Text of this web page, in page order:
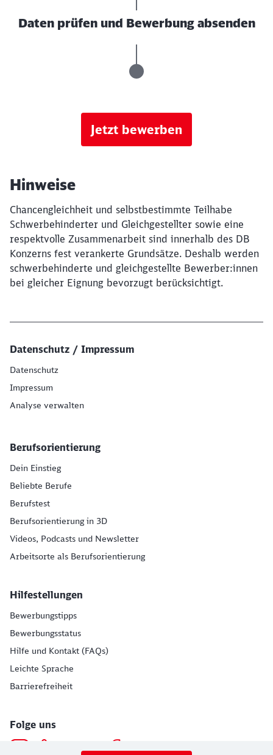
Daten prüfen und Bewerbung absenden
Jetzt bewerben
Hinweise
Chancengleichheit und selbstbestimmte Teilhabe
Schwerbehinderter und Gleichgestellter sowie eine
respektvolle Zusammenarbeit sind innerhalb des DB
Konzerns fest verankerte Grundsätze. Deshalb werden
schwerbehinderte und gleichgestellte Bewerber:innen
bei gleicher Eignung bevorzugt berücksichtigt.
Datenschutz / Impressum
Datenschutz
Impressum
Analyse verwalten
Berufsorientierung
Dein Einstieg
Beliebte Berufe
Berufstest
Berufsorientierung in 3D
Videos, Podcasts und Newsletter
Arbeitsorte als Berufsorientierung
Hilfestellungen
Bewerbungstipps
Bewerbungsstatus
Hilfe und Kontakt (FAQs)
Leichte Sprache
Barrierefreiheit
Folge uns